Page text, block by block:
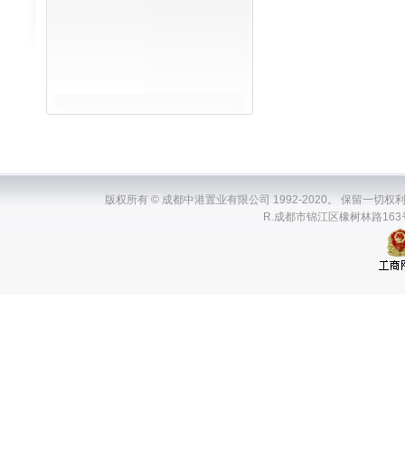
版权所有 © 成都中港置业有限公司 1992-2020。 保留一切
R.成都市锦江区橡树林路